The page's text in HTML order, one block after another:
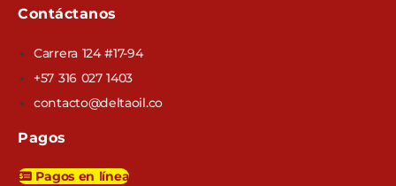
Contáctanos
Carrera 124 #17-94
+57 316 027 1403
contacto@deltaoil.co
Pagos
Pagos en línea